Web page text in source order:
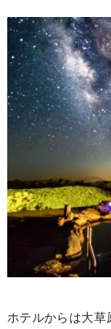
ホテルからは大